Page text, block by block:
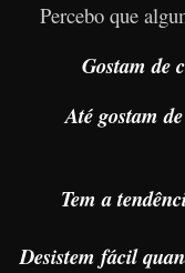
Percebo que
Gostam de
Até gostam
Tem a
Desistem fácil